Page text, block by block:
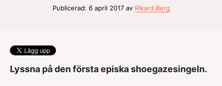
Publicerad: 6 april 2017 av Rikard Berg
Lyssna på den första episka shoegazesingeln.